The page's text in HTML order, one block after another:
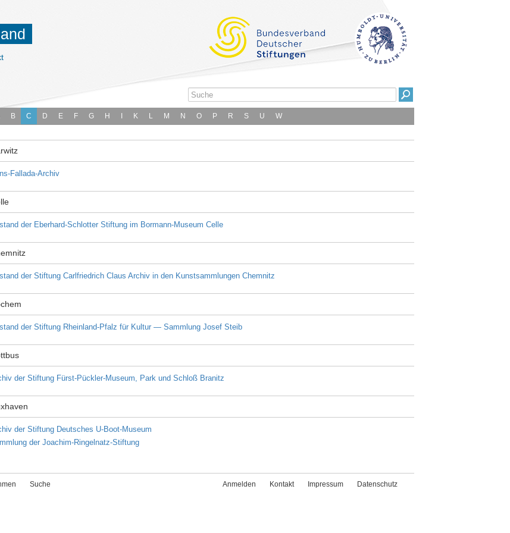
B C D E F G H K L M N O P R S U W
Fallada-Archiv
der Eberhard-Schlotter Stiftung im Bormann-Museum Celle
der Stiftung Carlfriedrich Claus Archiv in den Kunstsammlungen Chemnitz
der Stiftung Rheinland-Pfalz für Kultur — Sammlung Josef Steib
der Stiftung Fürst-Pückler-Museum, Park und Schloß Branitz
der Stiftung Deutsches U-Boot-Museum
der Joachim-Ringelnatz-Stiftung
Suche Anmelden Kontakt Impressum Datenschutz